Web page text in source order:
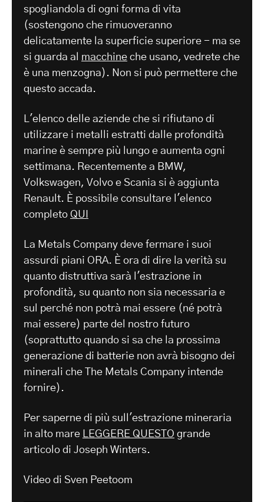
spogliandola di ogni forma di vita
(sostengono che rimuoveranno
delicatamente la superficie superiore - ma se
si guarda al macchine che usano, vedrete che
è una menzogna). Non si può permettere che
questo accada.
L'elenco delle aziende che si rifiutano di
utilizzare i metalli estratti dalle profondità
marine è sempre più lungo e aumenta ogni
settimana. Recentemente a BMW,
Volkswagen, Volvo e Scania si è aggiunta
Renault. È possibile consultare l'elenco
completo QUI
La Metals Company deve fermare i suoi
assurdi piani ORA. È ora di dire la verità su
quanto distruttiva sarà l'estrazione in
profondità, su quanto non sia necessaria e
sul perché non potrà mai essere (né potrà
mai essere) parte del nostro futuro
(soprattutto quando si sa che la prossima
generazione di batterie non avrà bisogno dei
minerali che The Metals Company intende
fornire).
Per saperne di più sull'estrazione mineraria
in alto mare LEGGERE QUESTO grande
articolo di Joseph Winters.
Video di Sven Peetoom